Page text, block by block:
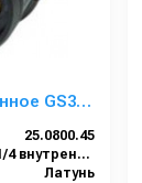
GS3
25.0800.45
1/4 внутренняя резьба
Латунь